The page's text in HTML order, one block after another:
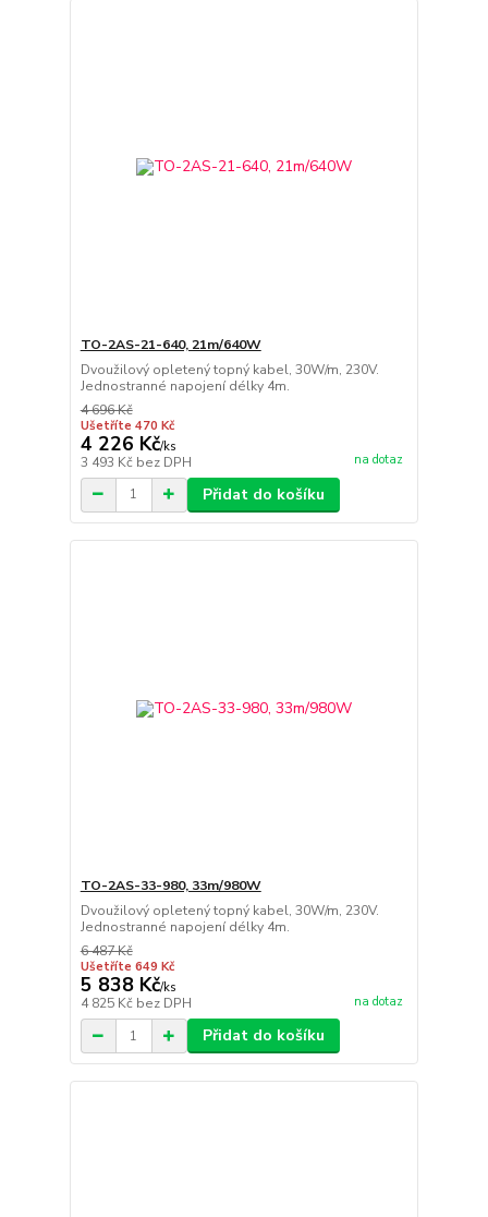
TO-2AS-21-640, 21m/640W
Dvoužilový opletený topný kabel, 30W/m, 230V.
Jednostranné napojení délky 4m.
4 696 Kč
Ušetříte 470 Kč
4 226 Kč/ks
3 493 Kč bez DPH na dotaz
Přidat do košíku
TO-2AS-33-980, 33m/980W
Dvoužilový opletený topný kabel, 30W/m, 230V.
Jednostranné napojení délky 4m.
6 487 Kč
Ušetříte 649 Kč
5 838 Kč/ks
4 825 Kč bez DPH na dotaz
Přidat do košíku